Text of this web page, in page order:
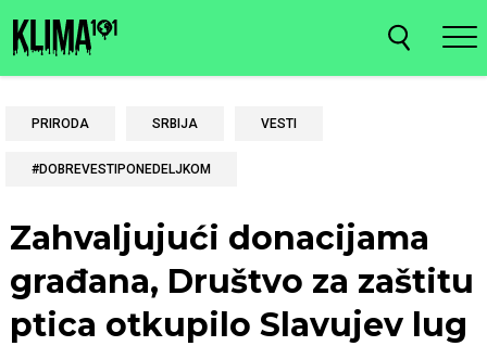
PRIRODA SRBIJA VESTI
#DOBREVESTIPONEDELJKOM
Zahvaljujući donacijama
građana, Društvo za zaštitu
ptica otkupilo Slavujev lug